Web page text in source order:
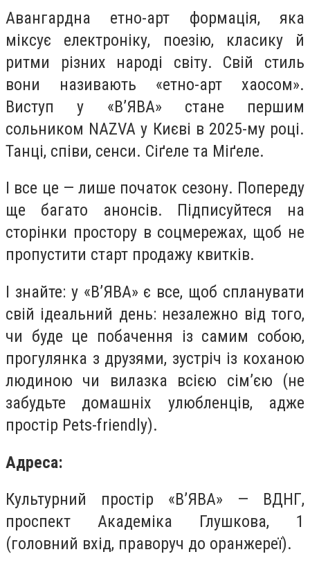
Авангардна етно-арт формація, яка
міксує електроніку, поезію, класику й
ритми різних народі світу. Свій стиль
вони називають «етно-арт хаосом».
Виступ у «В’ЯВА» стане першим
сольником NAZVA у Києві в 2025-му році.
Танці, співи, сенси. Сіґеле та Міґеле.
І все це — лише початок сезону. Попереду
ще багато анонсів. Підписуйтеся на
сторінки простору в соцмережах, щоб не
пропустити старт продажу квитків.
І знайте: у «В’ЯВА» є все, щоб спланувати
свій ідеальний день: незалежно від того,
чи буде це побачення із самим собою,
прогулянка з друзями, зустріч із коханою
людиною чи вилазка всією сім’єю (не
забудьте домашніх улюбленців, адже
простір Pets-friendly).
Адреса:
Культурний простір «В’ЯВА» — ВДНГ,
проспект Академіка Глушкова, 1
(головний вхід, праворуч до оранжереї).